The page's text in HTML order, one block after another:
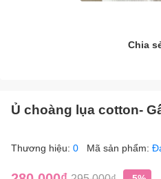
Chia
Ủ choàng lụa cotton-
Thương hiệu: 0 Mã sản phẩm: